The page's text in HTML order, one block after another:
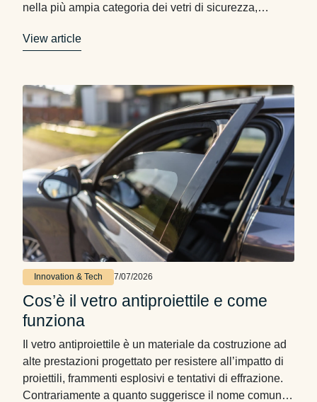
nella più ampia categoria dei vetri di sicurezza,
diverse. Comprendere le differenze tecniche e
View article
Innovation & Tech 7/07/2026
Cos’è il vetro antiproiettile e come
funziona
Il vetro antiproiettile è un materiale da costruzione ad
alte prestazioni progettato per resistere all’impatto di
proiettili, frammenti esplosivi e tentativi di effrazione.
Contrariamente a quanto suggerisce il nome comune,